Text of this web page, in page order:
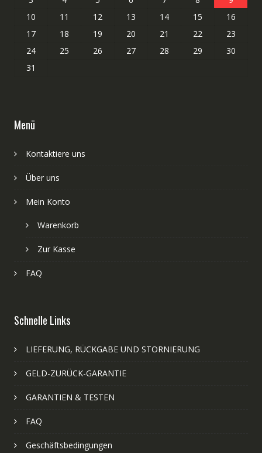
10
11 12 13 14 15
16
17
18 19 20 21 22
23
24
25 26 27 28 29
30
31
Menü
Kontaktiere uns
Über uns
Mein Konto
Warenkorb
Zur Kasse
FAQ
Schnelle Links
LIEFERUNG, RÜCKGABE UND STORNIERUNG
GELD-ZURÜCK-GARANTIE
GARANTIEN & TESTEN
FAQ
Geschäftsbedingungen